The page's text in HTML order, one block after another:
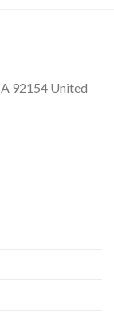
92154 United